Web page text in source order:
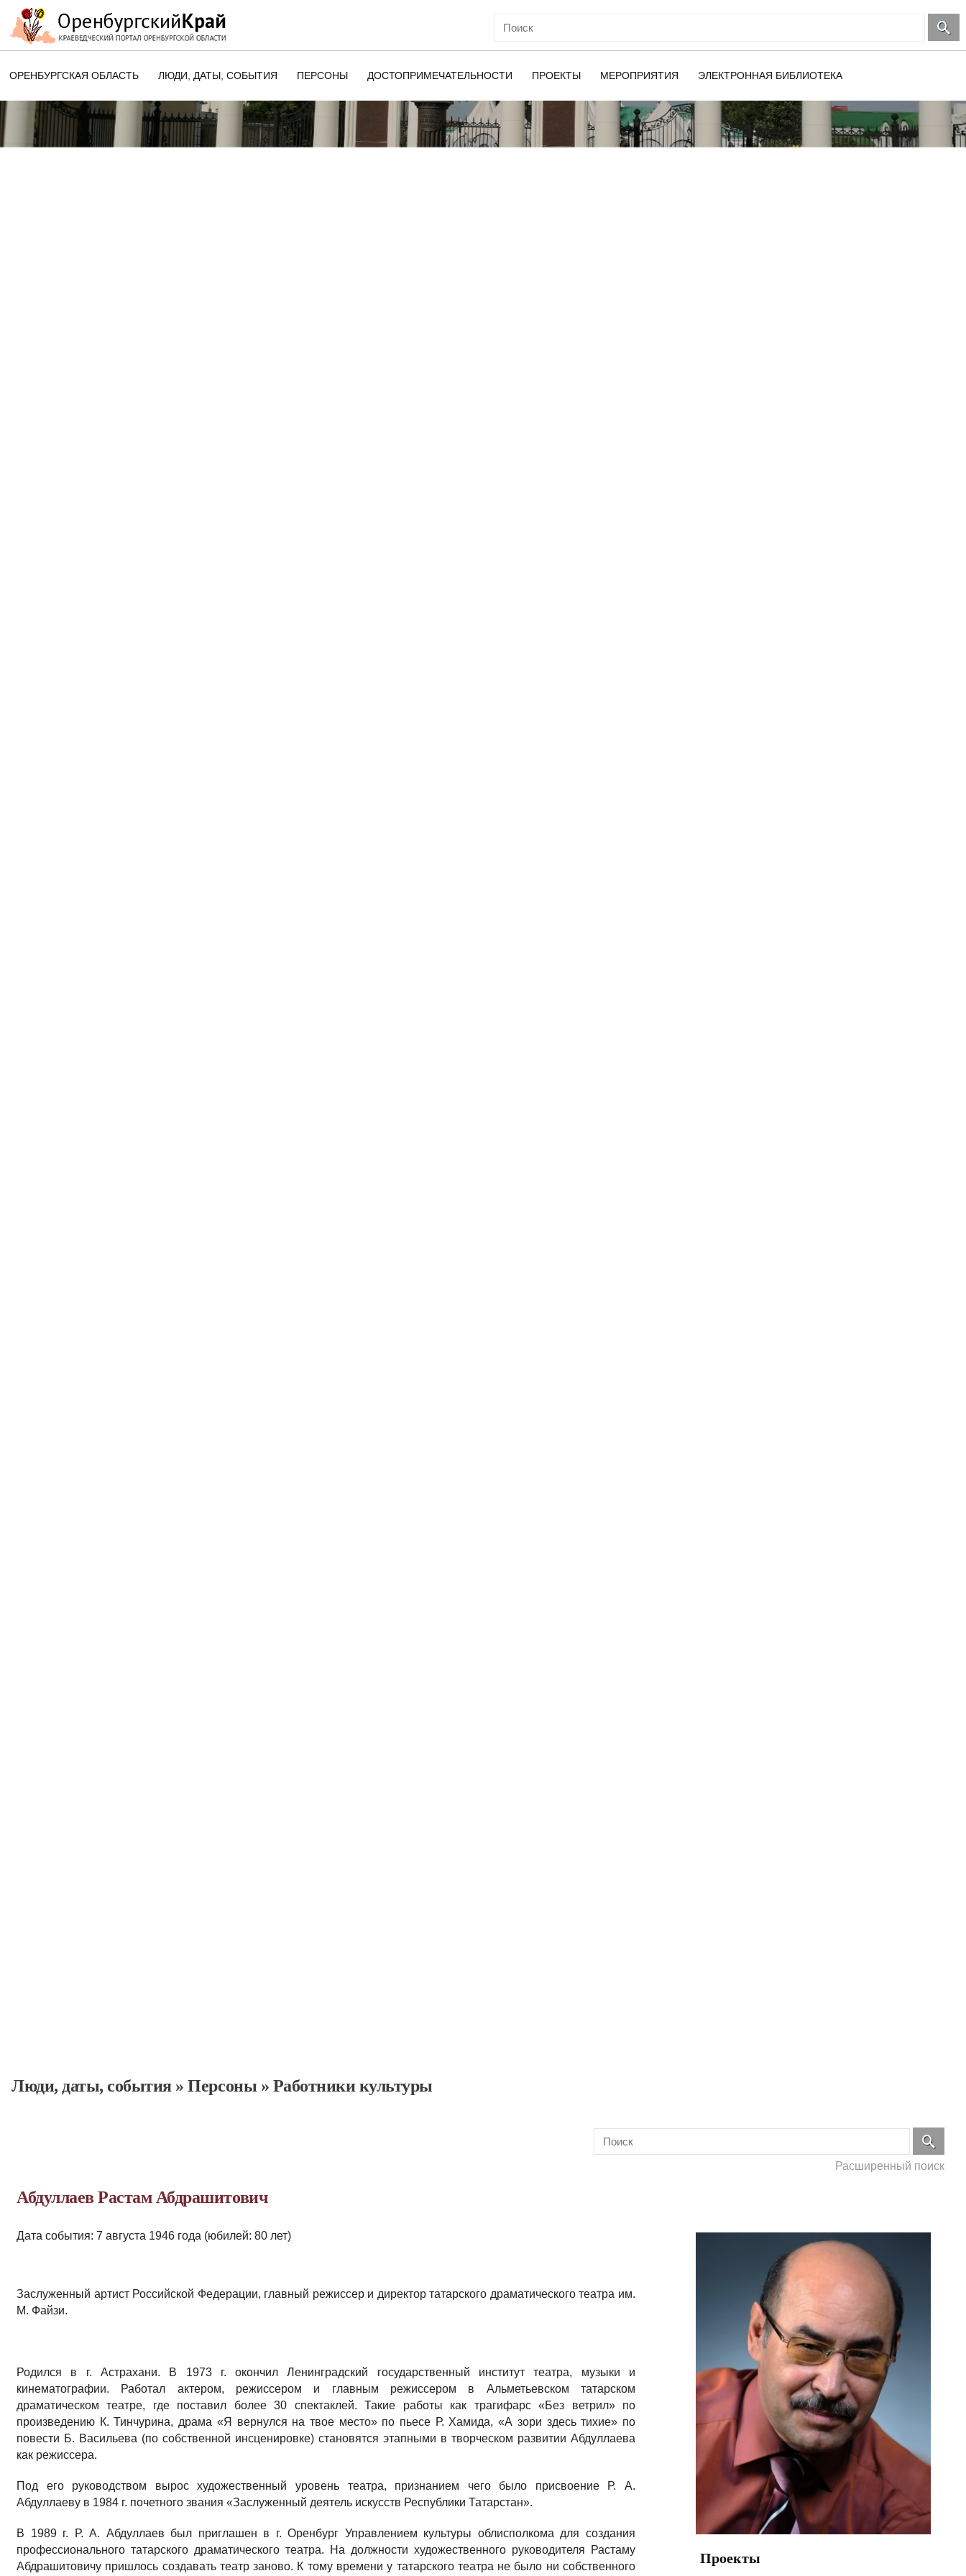
ОРЕНБУРГСКАЯ ОБЛАСТЬ ЛЮДИ, ДАТЫ, CОБЫТИЯ
ЭТОТ ДЕНЬ В ИСТОРИИ
ОРЕНБУРГСКОГО КРАЯ
ПЕРСОНЫ ДОСТОПРИМЕЧАТЕЛЬНОСТИ ПРОЕКТЫ МЕРОПРИЯТИЯ ЭЛЕКТРОННАЯ БИБЛИОТЕКА
Люди, даты, cобытия»Персоны » Работники культуры
Расширенный поиск
Абдуллаев Растам Абдрашитович
Дата события: 7 августа 1946 года (юбилей: 80 лет)
Заслуженный артист Российской Федерации, главный режиссер и директор татарского драматического театра им.
М. Файзи.
Родился в г. Астрахани. В 1973 г. окончил Ленинградский государственный институт театра, музыки и
кинематографии. Работал актером, режиссером и главным режиссером в Альметьевском татарском
драматическом театре, где поставил более 30 спектаклей. Такие работы как трагифарс «Без ветрил» по
произведению К. Тинчурина, драма «Я вернулся на твое место» по пьесе Р. Хамида, «А зори здесь тихие» по
повести Б. Васильева (по собственной инсценировке) становятся этапными в творческом развитии Абдуллаева
как режиссера.
Под его руководством вырос художественный уровень театра, признанием чего было присвоение Р. А.
Абдуллаеву в 1984 г. почетного звания «Заслуженный деятель искусств Республики Татарстан».
В 1989 г. Р. А. Абдуллаев был приглашен в г. Оренбург Управлением культуры облисполкома для создания
профессионального татарского драматического театра. На должности художественного руководителя Растаму
Абдрашитовичу пришлось создавать театр заново. К тому времени у татарского театра не было ни собственного
Проекты